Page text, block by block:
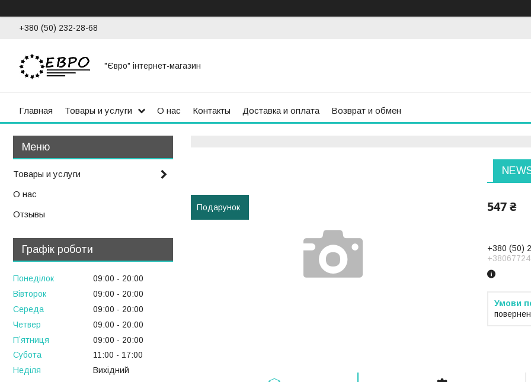
+380 (50) 232-28-68
"Євро" інтернет-магазин
Главная Товары и услуги О нас Контакты Доставка и оплата Возврат и обмен
Подарунок 547 ₴
+380 (50)
Товары и услуги
О нас
Отзывы
Графік роботи
Понеділок 09:00
20:00
Вівторок
09:00
20:00
Середа
09:00
20:00
Четвер
09:00
20:00
Пʼятниця
09:00
20:00
Субота
11:00
17:00
Неділя
Вихідний